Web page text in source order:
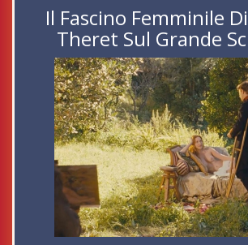
Il Fascino Femminile
Theret Sul Grande